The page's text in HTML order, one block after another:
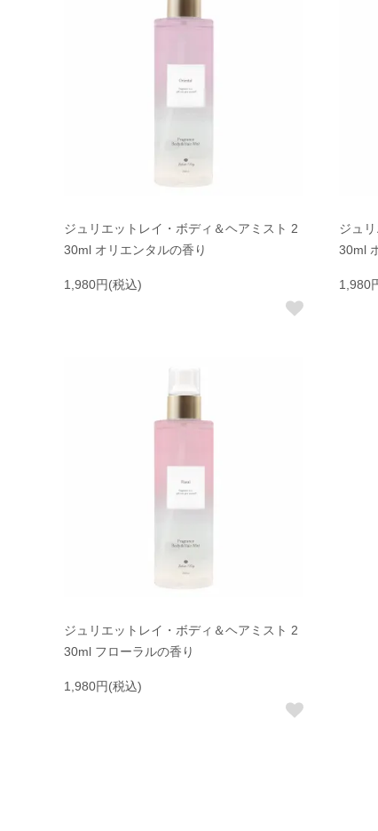
ジュリエットレイ・ボディ＆ヘアミスト 2
30ml オリエンタルの香り
1,980円(税込)
ジュ
30ml
1,980
ジュリエットレイ・ボディ＆ヘアミスト 2
30ml フローラルの香り
1,980円(税込)